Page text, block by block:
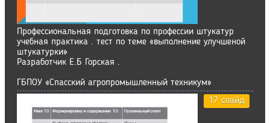
Профессиональная подготовка по профессии штукатур
учебная практика . тест по теме «выполнение улучшеной
штукатурки»
Разработчик Е.Б Горская .
ГБПОУ «Спасский агропромышленный техникум»
17 слайд